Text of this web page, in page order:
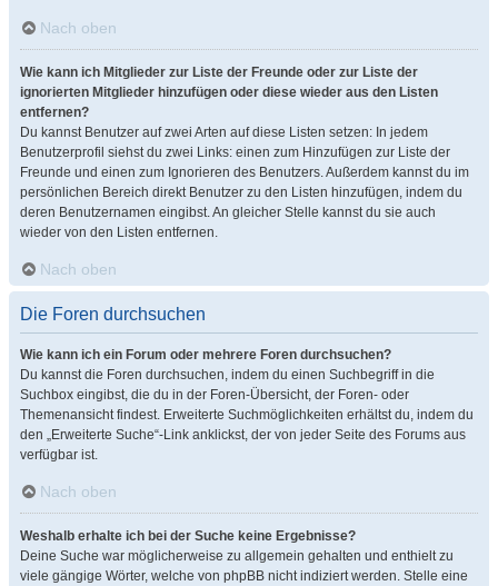
Nach oben
Wie kann ich Mitglieder zur Liste der Freunde oder zur Liste der
ignorierten Mitglieder hinzufügen oder diese wieder aus den Listen
entfernen?
Du kannst Benutzer auf zwei Arten auf diese Listen setzen: In jedem
Benutzerprofil siehst du zwei Links: einen zum Hinzufügen zur Liste der
Freunde und einen zum Ignorieren des Benutzers. Außerdem kannst du im
persönlichen Bereich direkt Benutzer zu den Listen hinzufügen, indem du
deren Benutzernamen eingibst. An gleicher Stelle kannst du sie auch
wieder von den Listen entfernen.
Nach oben
Die Foren durchsuchen
Wie kann ich ein Forum oder mehrere Foren durchsuchen?
Du kannst die Foren durchsuchen, indem du einen Suchbegriff in die
Suchbox eingibst, die du in der Foren-Übersicht, der Foren- oder
Themenansicht findest. Erweiterte Suchmöglichkeiten erhältst du, indem du
den „Erweiterte Suche“-Link anklickst, der von jeder Seite des Forums aus
verfügbar ist.
Nach oben
Weshalb erhalte ich bei der Suche keine Ergebnisse?
Deine Suche war möglicherweise zu allgemein gehalten und enthielt zu
viele gängige Wörter, welche von phpBB nicht indiziert werden. Stelle eine